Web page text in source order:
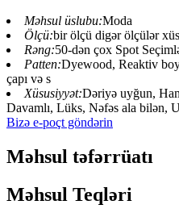
Məhsul üslubu:Moda
Ölçü:bir ölçü digər ölçülər
Rəng:50-dən çox Spot
Patten:Dyewood, Reaktiv
çapı və s
Xüsusiyyət:Dəriyə uyğun,
Davamlı, Lüks, Nəfəs ala bilən,
Bizə e-poçt göndərin
Məhsul təfərrüatı
Məhsul Teqləri